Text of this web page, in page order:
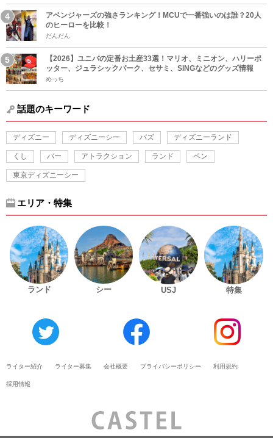
アベンジャーズの強さランキング！MCUで一番強いのは誰？20人
のヒーローを比較！
だんだん
【2026】ユニバの定番お土産33選！マリオ、ミニオン、ハリーポ
ッター、ジュラシックパーク、セサミ、SINGなどのグッズ情報
めっち
話題のキーワード
ディズニー ディズニーシー バズ ディズニーランド
くし バー アトラクション ランド ペン
東京ディズニーシー
エリア・特集
ランド シー USJ 特集
ライター紹介 ライター募集 会社概要 プライバシーポリシー 利用規約
採用情報